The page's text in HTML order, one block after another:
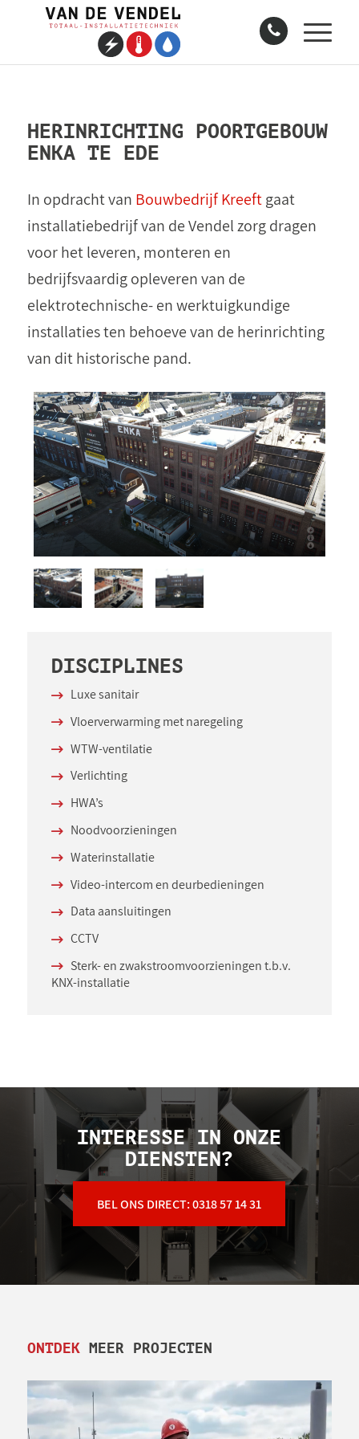
HERINRICHTING POORTGEBOUW
ENKA TE EDE
In opdracht van Bouwbedrijf Kreeftgaat
installatiebedrijf van de Vendel zorg dragen
voor het leveren, monteren en
bedrijfsvaardig opleveren van de
elektrotechnische- en werktuigkundige
installaties ten behoeve van de herinrichting
van dit historische pand.
DISCIPLINES
Luxe sanitair
Vloerverwarming met naregeling
WTW-ventilatie
Verlichting
HWA’s
Noodvoorzieningen
Waterinstallatie
Video-intercom en deurbedieningen
Data aansluitingen
CCTV
Sterk- en zwakstroomvoorzieningen t.b.v.
KNX-installatie
INTERESSE IN ONZE
DIENSTEN?
BEL ONS DIRECT: 0318 57 14 31
ONTDEKMEER PROJECTEN